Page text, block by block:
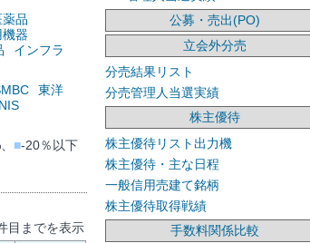
薬品
器
インフラ
東洋
NIS
■-20％以下
目までを表示
公募・売出(PO)
立会外分売
分売結果リスト
分売管理人当選実績
株主優待
株主優待リスト出力機
株主優待・主な日程
一般信用売建て銘柄
株主優待取得戦績
手数料関係比較